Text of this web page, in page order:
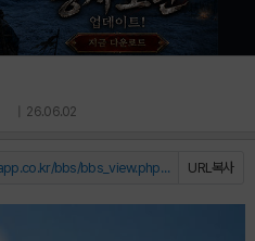
| 26.06.02
URL복사
https://m.hungryapp.co.kr/bbs/bbs_view.php?durl=Y...